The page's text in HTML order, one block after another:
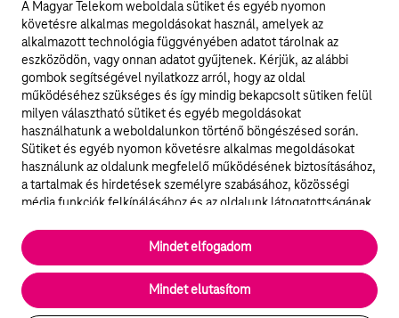
ÁSZF
Adatvédelem
Felhívások
Hírlevél
Közösségi média
Cookie beállítások
English
A Magyar Telekom weboldala sütiket és egyéb nyomon
követésre alkalmas megoldásokat használ, amelyek az
alkalmazott technológia függvényében adatot tárolnak az
eszközödön, vagy onnan adatot gyűjtenek. Kérjük, az alábbi
gombok segítségével nyilatkozz arról, hogy az oldal
működéséhez szükséges és így mindig bekapcsolt sütiken felül
milyen választható sütiket és egyéb megoldásokat
használhatunk a weboldalunkon történő böngészésed során.
Sütiket és egyéb nyomon követésre alkalmas megoldásokat
használunk az oldalunk megfelelő működésének biztosításához,
a tartalmak és hirdetések személyre szabásához, közösségi
média funkciók felkínálásához és az oldalunk látogatottságának
elengedhetetlenek a weboldal működéséhez és nem lehet
kikapcsolni őket a weboldal látogatása során rendszerünkből. A
statisztikai, vagy marketing célú sütik segítségével bizonyos
esetekben az oldalhasználattal kapcsolatos információkat is
megosztjuk hirdetési és elemzési szolgáltatásokat nyújtó
Mindet elutasítom
Mindet elfogadom